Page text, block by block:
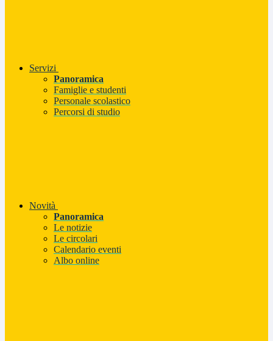
Servizi
Panoramica
Famiglie e studenti
Personale scolastico
Percorsi di studio
Novità
Panoramica
Le notizie
Le circolari
Calendario eventi
Albo online